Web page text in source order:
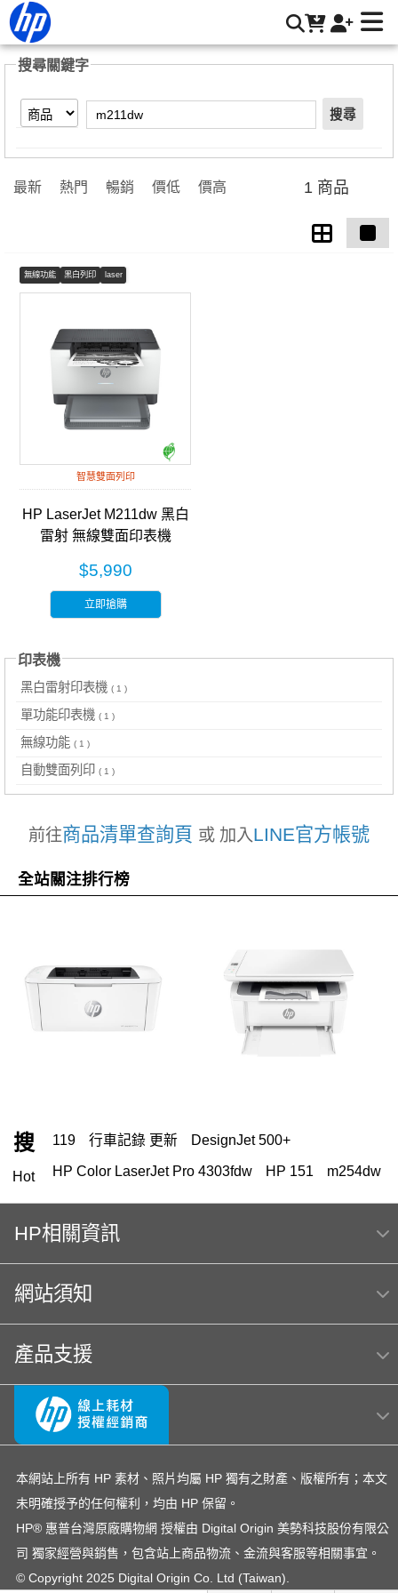
【m211dw】搜尋結果 | HP® 惠普台灣原廠購物網
搜尋關鍵字
搜尋
最新 熱門 暢銷 價低 價高 1 商品
無線功能 黑白列印 laser
智慧雙面列印
HP LaserJet M211dw 黑白
雷射 無線雙面印表機
$5,990
立即搶購
印表機
黑白雷射印表機 ( 1 )
單功能印表機 ( 1 )
無線功能 ( 1 )
自動雙面列印 ( 1 )
前往商品清單查詢頁 或 加入LINE官方帳號
全站關注排行榜
搜
Hot
119 行車記錄 更新 DesignJet 500+
HP Color LaserJet Pro 4303fdw HP 151 m254dw
HP Color Laser jet M856dn A3彩色雷射印表機
Hp564 MFP E47528f HP 222
hp Color LaserJet Pro MFP M283fdw 無線雙面觸控彩
OmniBook Ultra Flip 14
Usb officejet
HP LaserJet Pro M203dw
環保標章HP LaserJet Pro MFP M428fdn
DesignJet T650 M155 HP OfficeJet 3830驅動程式
EliteBook rmn hsn 141c-4 222A
HP相關資訊
網站須知
產品支援
本網站上所有 HP 素材、照片均屬 HP 獨有之財產、版權所有；本文
未明確授予的任何權利，均由 HP 保留。
HP® 惠普台灣原廠購物網 授權由 Digital Origin 美勢科技股份有限公
司 獨家經營與銷售，包含站上商品物流、金流與客服等相關事宜。
© Copyright 2025 Digital Origin Co. Ltd (Taiwan).